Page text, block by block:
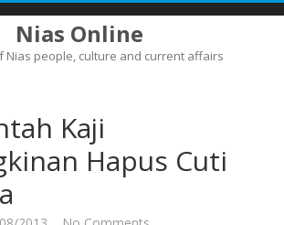
Nias Online
Nias people, culture and current affairs
Kaji
Hapus Cuti